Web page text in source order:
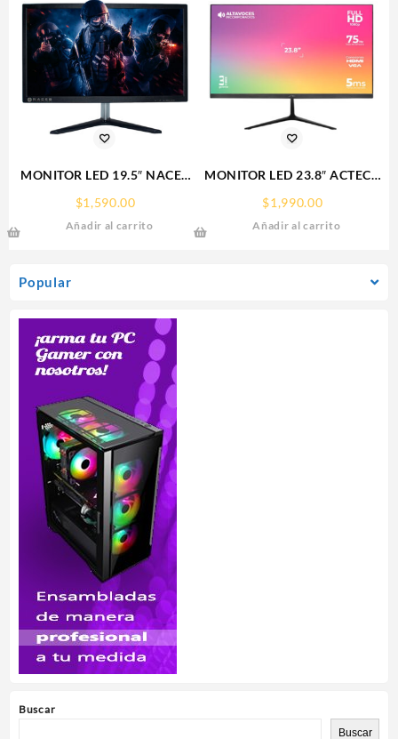
Popular
Buscar
Buscar
MONITOR LED 19.5″ NACEB
50/60 HZ, VGA + HDMI,
NEGRO.
$1,590.00
Añadir al carrito
MONITOR LED 23.8″ ACTECK
$1,990.00
Añadir al carrito